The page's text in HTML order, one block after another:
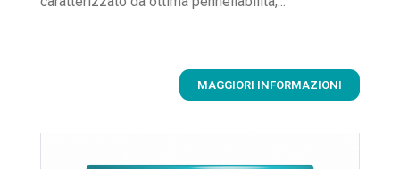
MAGGIORI INFORMAZIONI